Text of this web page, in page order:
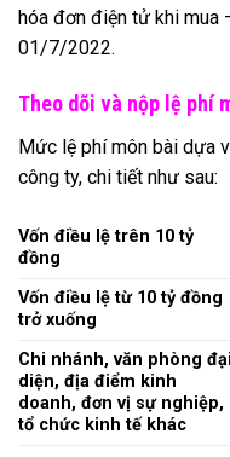
hóa đơn điện tử khi mua
01/7/2022.
Theo dõi và nộp lệ phí
Mức lệ phí môn bài dựa
công ty, chi tiết như sau:
Vốn điều lệ trên 10 tỷ
đồng
Vốn điều lệ từ 10 tỷ đồng
trở xuống
Chi nhánh, văn phòng đại
diện, địa điểm kinh
doanh, đơn vị sự nghiệp,
tổ chức kinh tế khác